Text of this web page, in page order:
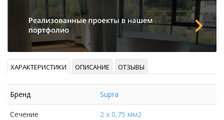
ХАРАКТЕРИСТИКИ ОПИСАНИЕ ОТЗЫВЫ
Бренд Supra
Сечение 2 х 0,75 мм2